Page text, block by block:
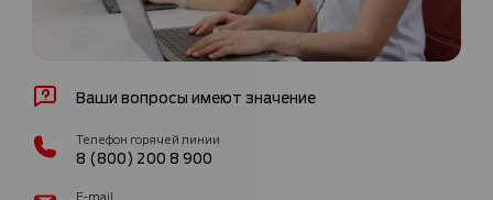
Ваши вопросы имеют значение
Телефон горячей линии
8 (800) 200 8 900
E-mail